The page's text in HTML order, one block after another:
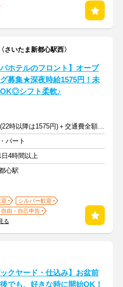
いたま新都心駅西〉
パホテルのフロント】オープ
募集★深夜時給1575円！未
シフト柔軟♪
時給1260円(22時以降は1575円)＋交通費全額支給
パート
4時間以上
心駅
シルバー歓迎
自由・自己申告
る
ックヤード・仕込み】お盆前
でも、好きな時に開始OK！